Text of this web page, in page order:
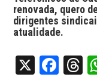
renovada, quero
dirigentes
atualidade.
X